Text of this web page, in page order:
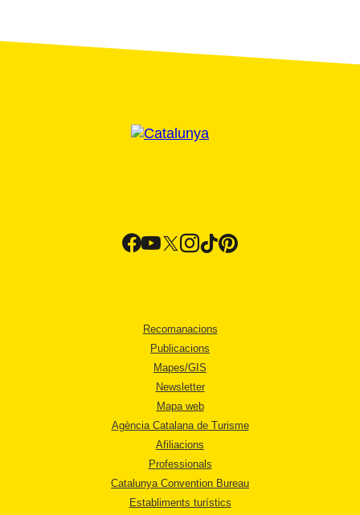
Recomanacions
Publicacions
Mapes/GIS
Newsletter
Mapa web
Agència Catalana de Turisme
Afiliacions
Professionals
Catalunya Convention Bureau
Establiments turístics